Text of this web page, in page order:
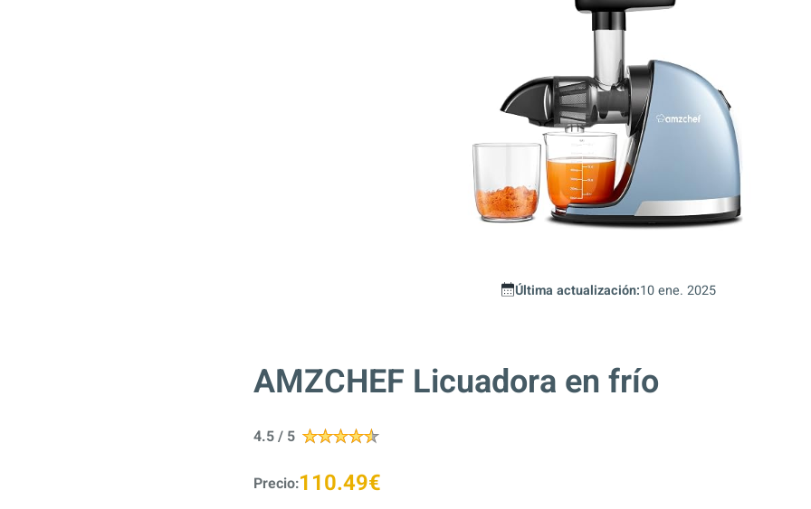
Última actualización:10 ene. 2025
AMZCHEF Licuadora en frío
4.5 / 5
Precio:110.49€